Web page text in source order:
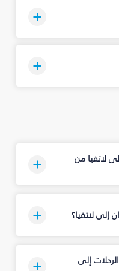
لاتفيا من
إلى لاتفيا؟
إلى